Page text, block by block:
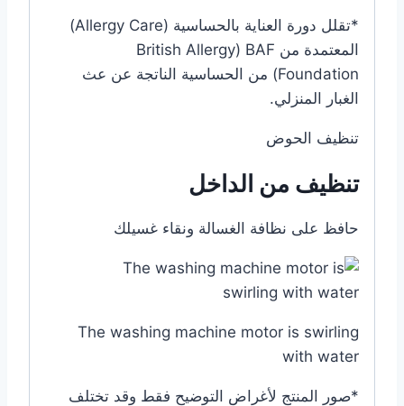
*تقلل دورة العناية بالحساسية (Allergy Care)
المعتمدة من BAF‏ (British Allergy
Foundation‏) من الحساسية الناتجة عن عث
الغبار المنزلي.
تنظيف الحوض
تنظيف من الداخل
حافظ على نظافة الغسالة ونقاء غسيلك
The washing machine motor is swirling
with water
*صور المنتج لأغراض التوضيح فقط وقد تختلف